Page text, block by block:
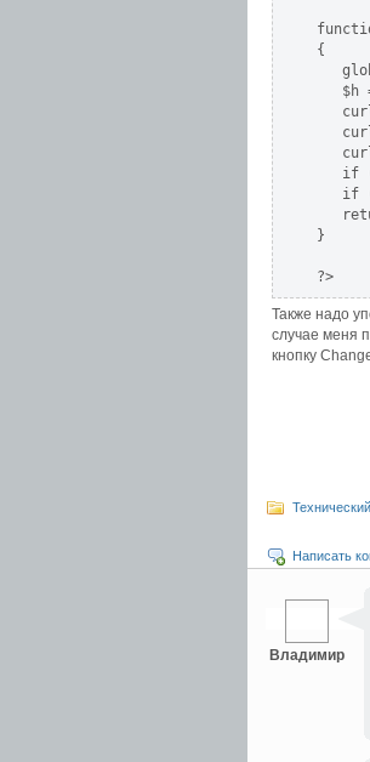
{
$h
if
if
}
Также надо
случае меня
кнопку
Написать
Владимир